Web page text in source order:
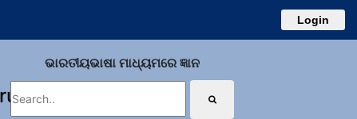
Login
ଭାରତୀୟଭାଷା ମାଧ୍ୟମରେ ଜ୍ଞାନ